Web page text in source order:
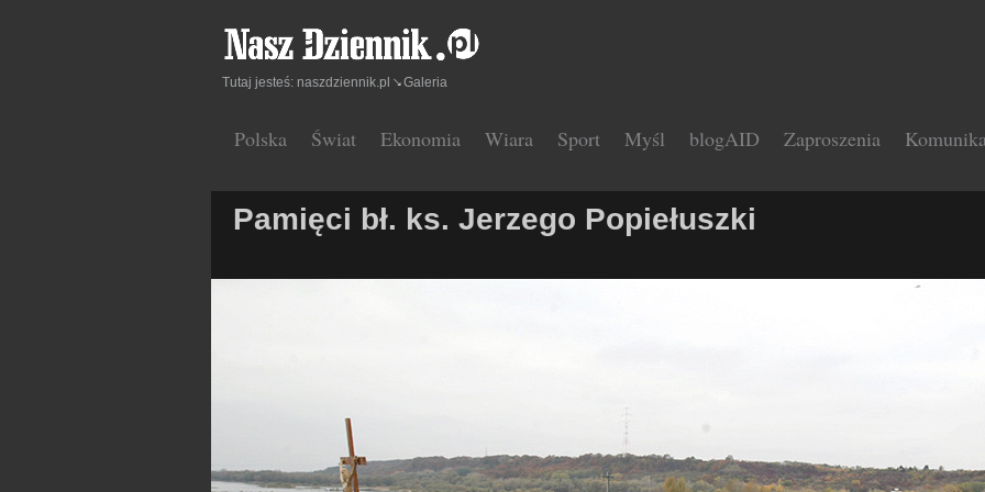
Polska Świat Ekonomia Wiara Sport Myśl blogAID Zaproszenia
Tutaj jesteś: naszdziennik.pl Galeria
Pamięci bł. ks. Jerzego Popiełuszki